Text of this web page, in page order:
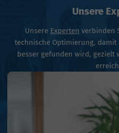
Unsere
Unsere Experten verbinden
technische Optimierung,
besser gefunden wird, gezielt